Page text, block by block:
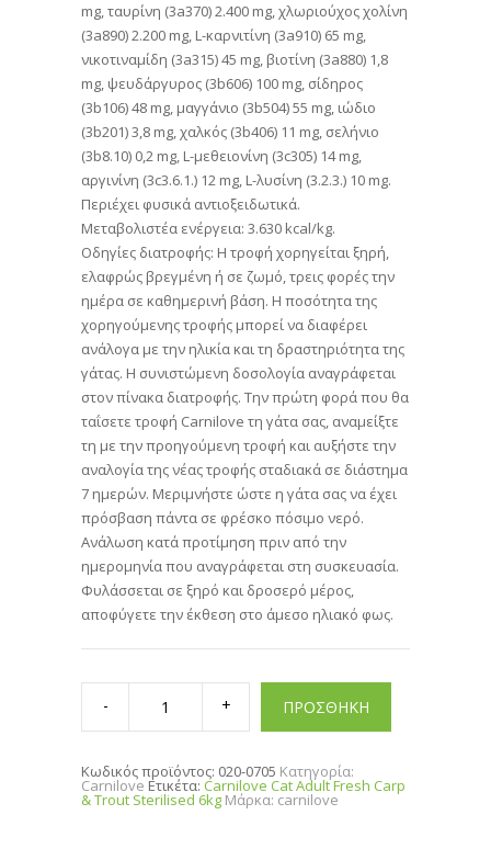
mg, ταυρίνη (3a370) 2.400 mg, χλωριούχος χολίνη
(3a890) 2.200 mg, L-καρνιτίνη (3a910) 65 mg,
νικοτιναμίδη (3a315) 45 mg, βιοτίνη (3a880) 1,8
mg, ψευδάργυρος (3b606) 100 mg, σίδηρος
(3b106) 48 mg, μαγγάνιο (3b504) 55 mg, ιώδιο
(3b201) 3,8 mg, χαλκός (3b406) 11 mg, σελήνιο
(3b8.10) 0,2 mg, L-μεθειονίνη (3c305) 14 mg,
αργινίνη (3c3.6.1.) 12 mg, L-λυσίνη (3.2.3.) 10 mg.
Περιέχει φυσικά αντιοξειδωτικά.
Mεταβολιστέα ενέργεια: 3.630 kcal/kg.
Οδηγίες διατροφής: Η τροφή χορηγείται ξηρή,
ελαφρώς βρεγμένη ή σε ζωμό, τρεις φορές την
ημέρα σε καθημερινή βάση. Η ποσότητα της
χορηγούμενης τροφής μπορεί να διαφέρει
ανάλογα με την ηλικία και τη δραστηριότητα της
γάτας. Η συνιστώμενη δοσολογία αναγράφεται
στον πίνακα διατροφής. Την πρώτη φορά που θα
ταΐσετε τροφή Carnilove τη γάτα σας, αναμείξτε
τη με την προηγούμενη τροφή και αυξήστε την
αναλογία της νέας τροφής σταδιακά σε διάστημα
7 ημερών. Μεριμνήστε ώστε η γάτα σας να έχει
πρόσβαση πάντα σε φρέσκο πόσιμο νερό.
Ανάλωση κατά προτίμηση πριν από την
ημερομηνία που αναγράφεται στη συσκευασία.
Φυλάσσεται σε ξηρό και δροσερό μέρος,
αποφύγετε την έκθεση στο άμεσο ηλιακό φως.
Carnilove
Fresh
Trout
Sterilised
6kg
ΠΡΟΣΘΗΚΗ
Κωδικός προϊόντος: 020-0705 Κατηγορία:
Carnilove Ετικέτα: Carnilove Cat Adult Fresh Carp
& Trout Sterilised 6kg Μάρκα: carnilove